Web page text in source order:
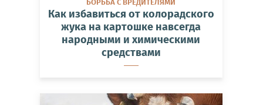
БОРЬБА С ВРЕДИТЕЛЯМИ
Как избавиться от колорадского
жука на картошке навсегда
народными и химическими
средствами